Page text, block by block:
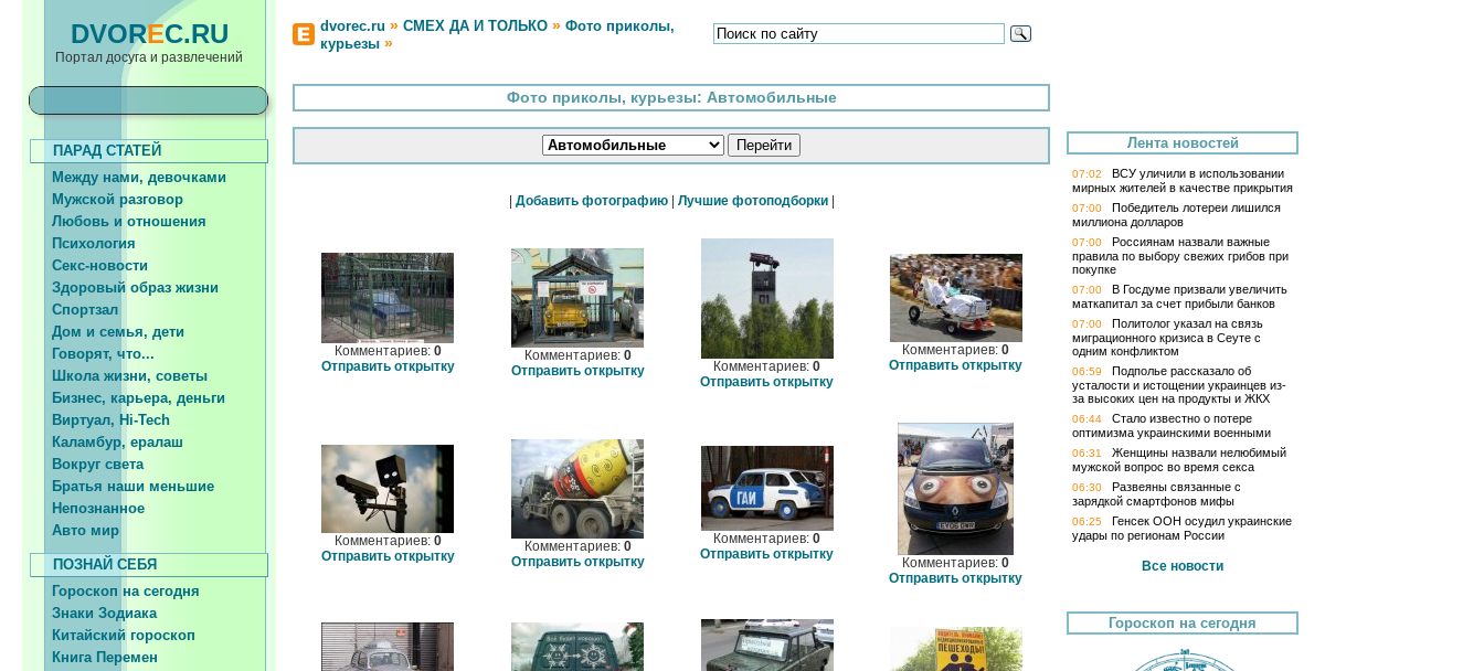
DVOREC.RU
Портал досуга и развлечений
dvorec.ru » СМЕХ ДА И ТОЛЬКО » Фото приколы,
курьезы »
ПАРАД СТАТЕЙ
Между нами, девочками
Мужской разговор
Любовь и отношения
Психология
Секс-новости
Здоровый образ жизни
Спортзал
Дом и семья, дети
Говорят, что...
Школа жизни, советы
Бизнес, карьера, деньги
Виртуал, Hi-Tech
Каламбур, ералаш
Вокруг света
Братья наши меньшие
Непознанное
Авто мир
ПОЗНАЙ СЕБЯ
Гороскоп на сегодня
Знаки Зодиака
Китайский гороскоп
Книга Перемен
Фото приколы, курьезы: Автомобильные
Добавить фотографию| Лучшие фотоподборки|
Комментариев: 0
Отправить открытку
Комментариев: 0
Отправить открытку
Комментариев: 0
Отправить открытку
Комментариев: 0
Отправить открытку
Комментариев: 0
Отправить открытку
Комментариев: 0
Отправить открытку
Комментариев: 0
Отправить открытку
Комментариев: 0
Отправить открытку
Лента новостей
07:02
ВСУ уличили в использовании
мирных жителей в качестве прикрытия
07:00
Победитель лотереи лишился
миллиона долларов
07:00
Россиянам назвали важные
правила по выбору свежих грибов при
покупке
07:00
В Госдуме призвали увеличить
маткапитал за счет прибыли банков
07:00
Политолог указал на связь
миграционного кризиса в Сеуте с
одним конфликтом
06:59
Подполье рассказало об
усталости и истощении украинцев из-
за высоких цен на продукты и ЖКХ
06:44
Стало известно о потере
оптимизма украинскими военными
06:31
Женщины назвали нелюбимый
мужской вопрос во время секса
06:30
Развеяны связанные с
зарядкой смартфонов мифы
06:25
Генсек ООН осудил украинские
удары по регионам России
Все новости
Гороскоп на сегодня